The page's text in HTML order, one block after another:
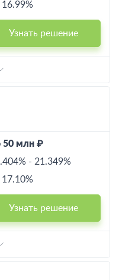
16.99%
Узнать решение
50 млн ₽
- 21.349%
17.10%
Узнать решение